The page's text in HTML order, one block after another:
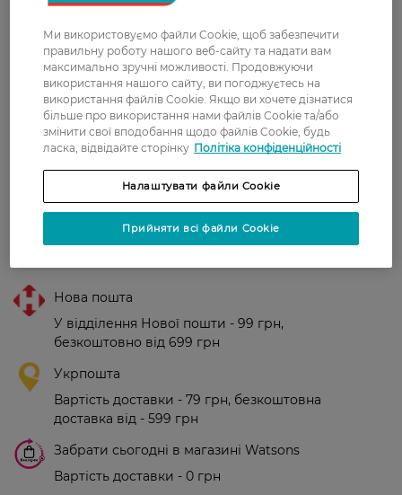
Країна-виробник:Україна
Рейтинг та відгуки
0
З 0 відгуків
Нова пошта
У відділення Нової пошти - 99 грн,
безкоштовно від 699 грн
Укрпошта
Вартість доставки - 79 грн, безкоштовна
доставка від - 599 грн
Забрати сьогодні в магазині Watsons
Вартість доставки - 0 грн
Ми використовуємо файли Cookie, щоб забезпечити
правильну роботу нашого веб-сайту та надати вам
максимально зручні можливості. Продовжуючи
використання нашого сайту, ви погоджуєтесь на
використання файлів Cookie. Якщо ви хочете дізнатися
більше про використання нами файлів Cookie та/або
змінити свої вподобання щодо файлів Cookie, будь
ласка, відвідайте сторінку Політіка конфіденційності
Налаштувати файли Cookie
Прийняти всі файли Cookie